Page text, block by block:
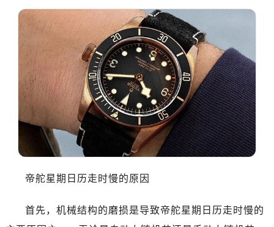
帝舵星期日历走时慢的原因
首先，机械结构的磨损是导致帝舵星期日历走时慢的